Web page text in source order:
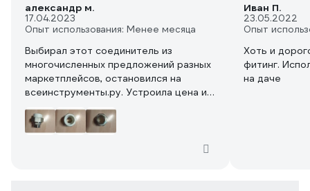
александр м.
17.04.2023
Опыт использования: Менее месяца
Выбирал этот соединитель из
многочисленных предложений разных
маркетплейсов, остановился на
всеинструменты.ру. Устроила цена и
качество, которое в описание
указывает на присутствие латуни.
Valtec всегда на слуху, качество не
подводит, родина бренда Италия. Ни
Иван П.
23.05.2022
Опыт
Хоть и
фитинг.
на даче